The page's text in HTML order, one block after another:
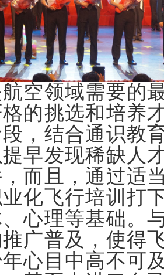
空领域需要的
的挑选和培养
，结合通识教
早发现稀缺人
而且，通过适
化飞行培训打
心理等基础。
广普及，使得
心目中高不可